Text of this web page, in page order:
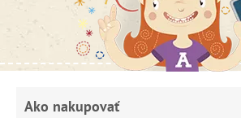
Ako nakupovať